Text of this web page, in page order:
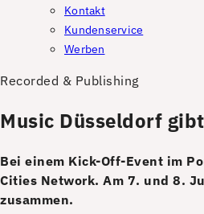
Kontakt
Kundenservice
Werben
Recorded & Publishing
Music Düsseldorf
Bei einem Kick-Off-Event im
Cities Network. Am 7. und 8.
zusammen.